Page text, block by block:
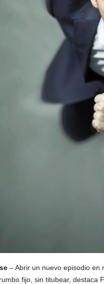
– Abrir un nuevo episodio en
fijo, sin titubear, destaca